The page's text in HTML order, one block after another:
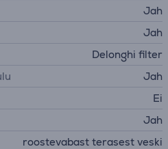
Jah
Jah
Delonghi filter
Jah
Ei
Jah
roostevabast terasest veski